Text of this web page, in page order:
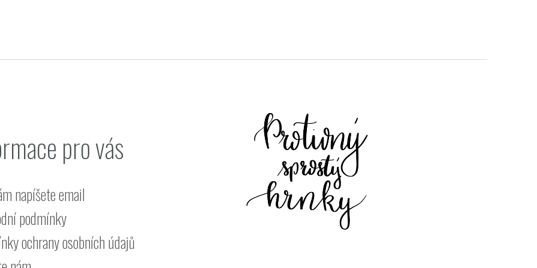
pro vás
napíšete email
podmínky
ochrany osobních údajů